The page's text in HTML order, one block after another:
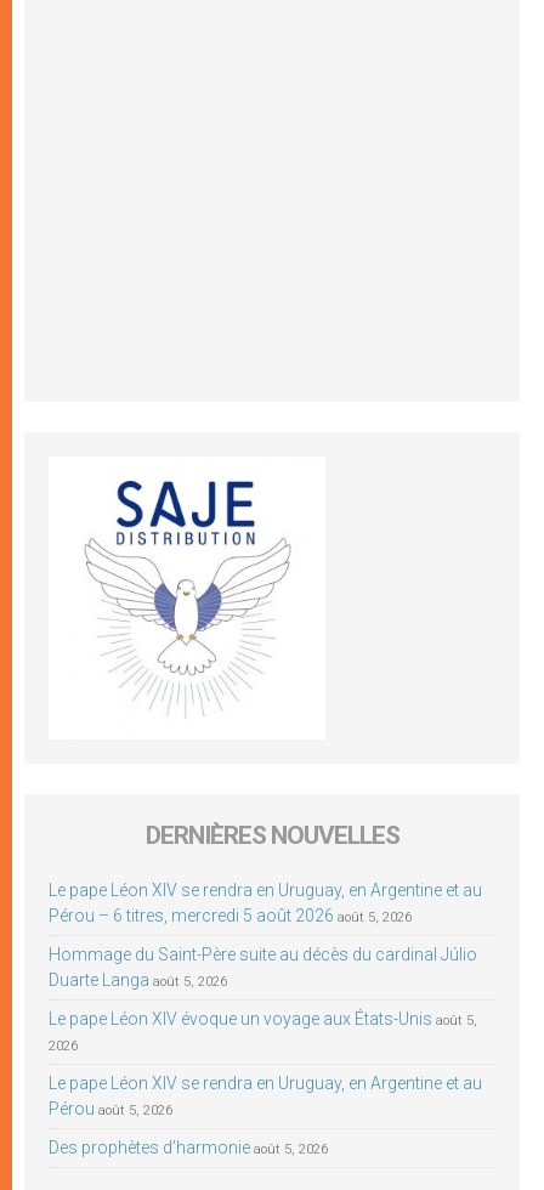
DERNIÈRES NOUVELLES
Le pape Léon XIV se rendra en Uruguay, en Argentine et au
Pérou – 6 titres, mercredi 5 août 2026 août 5, 2026
Hommage du Saint-Père suite au décès du cardinal Júlio
Duarte Langa août 5, 2026
Le pape Léon XIV évoque un voyage aux États-Unis août 5,
2026
Le pape Léon XIV se rendra en Uruguay, en Argentine et au
Pérou août 5, 2026
Des prophètes d’harmonie août 5, 2026